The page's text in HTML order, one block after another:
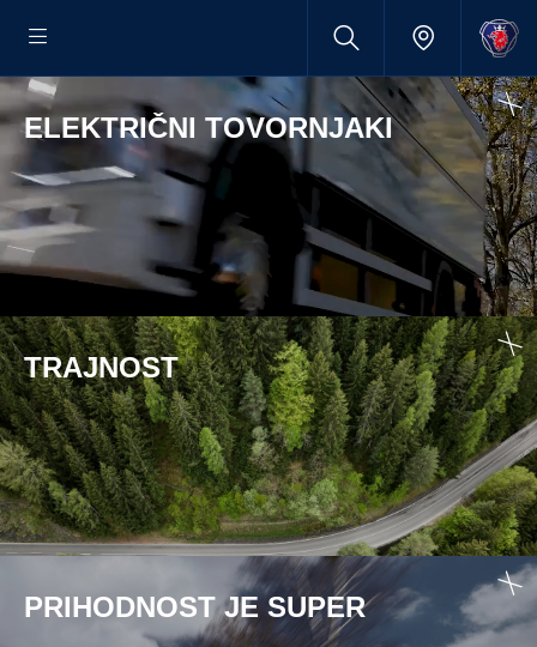
ELEKTRIČNI TOVORNJAKI
TRAJNOST
PRIHODNOST JE SUPER